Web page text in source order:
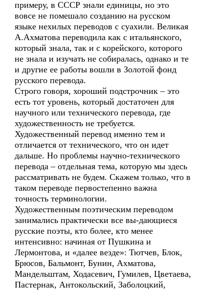
примеру, в СССР знали единицы, но это
вовсе не помешало созданию на русском
языке нехилых переводов с суахили. Великая
А.Ахматова переводила как с итальянского,
который знала, так и с корейского, которого
не знала и изучать не собиралась, однако и те
и другие ее работы вошли в Золотой фонд
русского перевода.
Строго говоря, хороший подстрочник – это
есть тот уровень, который достаточен для
научного или технического перевода, где
художественность не требуется.
Художественный перевод именно тем и
отличается от технического, что он идет
дальше. Но проблемы научно-технического
перевода – отдельная тема, которую мы здесь
рассматривать не будем. Скажем только, что в
таком переводе первостепенно важна
точность терминологии.
Художественным поэтическим переводом
занимались практически все вы-дающиеся
русские поэты, кто более, кто менее
интенсивно: начиная от Пушкина и
Лермонтова, и «далее везде»: Тютчев, Блок,
Брюсов, Бальмонт, Бунин, Ахматова,
Мандельштам, Ходасевич, Гумилев, Цветаева,
Пастернак, Антокольский, Заболоцкий,